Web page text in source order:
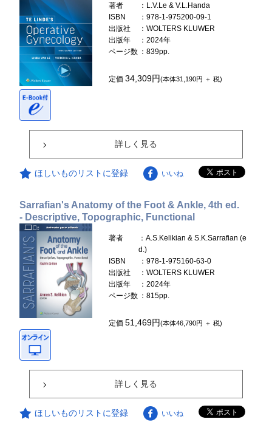
著者
：L.V.Le & V.L.Handa
ISBN
：978-1-975200-09-1
出版社
：WOLTERS KLUWER
出版年
：2024年
ページ数 ：839pp.
定価34,309円(本体31,190円 ＋ 税)
詳しく見る
ほしいものリストに登録 いいね
Sarrafian's Anatomy of the Foot & Ankle, 4th ed.
- Descriptive, Topographic, Functional
著者
：A.S.Kelikian & S.K.Sarrafian (e
d.)
ISBN
：978-1-975160-63-0
出版社
：WOLTERS KLUWER
出版年
：2024年
ページ数 ：815pp.
定価51,469円(本体46,790円 ＋ 税)
詳しく見る
ほしいものリストに登録 いいね